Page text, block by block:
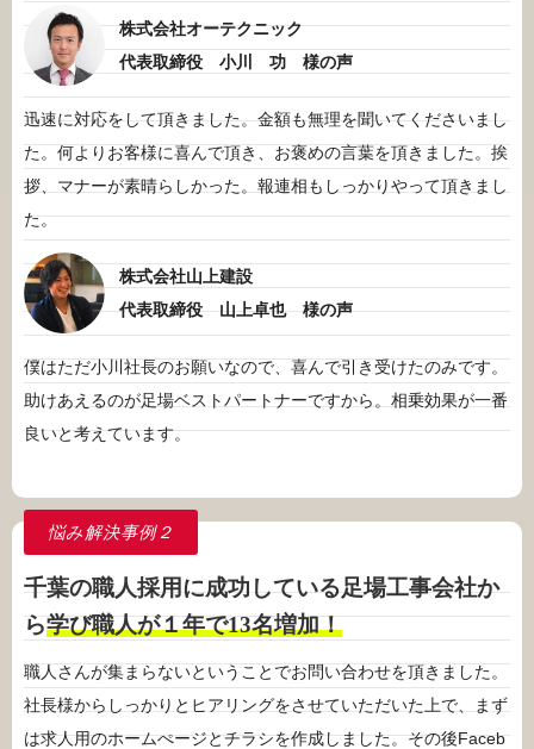
株式会社オーテクニック
代表取締役 小川 功 様の声
迅速に対応をして頂きました。金額も無理を聞いてくださいまし
た。何よりお客様に喜んで頂き、お褒めの言葉を頂きました。挨
拶、マナーが素晴らしかった。報連相もしっかりやって頂きまし
た。
株式会社山上建設
代表取締役 山上卓也 様の声
僕はただ小川社長のお願いなので、喜んで引き受けたのみです。
助けあえるのが足場ベストパートナーですから。相乗効果が一番
良いと考えています。
悩み解決事例２
千葉の職人採用に成功している足場工事会社か
ら学び職人が１年で13名増加！
職人さんが集まらないということでお問い合わせを頂きました。
社長様からしっかりとヒアリングをさせていただいた上で、まず
は求人用のホームぺージとチラシを作成しました。その後Faceb